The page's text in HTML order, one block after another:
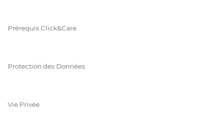
Prérequis Click&Care
Protection des Données
Vie Privée